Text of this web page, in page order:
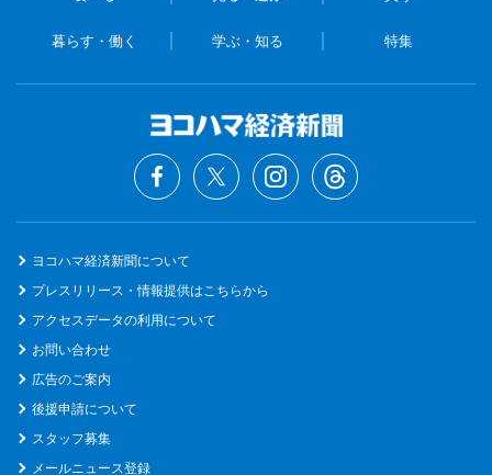
暮らす・働く 学ぶ・知る 特集
ヨコハマ経済新聞について
プレスリリース・情報提供はこちらから
アクセスデータの利用について
お問い合わせ
広告のご案内
後援申請について
スタッフ募集
メールニュース登録